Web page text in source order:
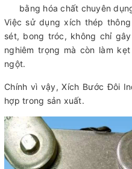
bằng hóa chất chuyên
Việc sử dụng xích thép
sét, bong tróc, không chỉ
nghiêm trọng mà còn làm
ngột.
Chính vì vậy, Xích Bước Đôi
hợp trong sản xuất.